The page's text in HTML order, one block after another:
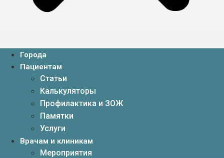
Города
Пациентам
Статьи
Калькуляторы
Профилактика и ЗОЖ
Памятки
Услуги
Врачам и клиникам
Мероприятия